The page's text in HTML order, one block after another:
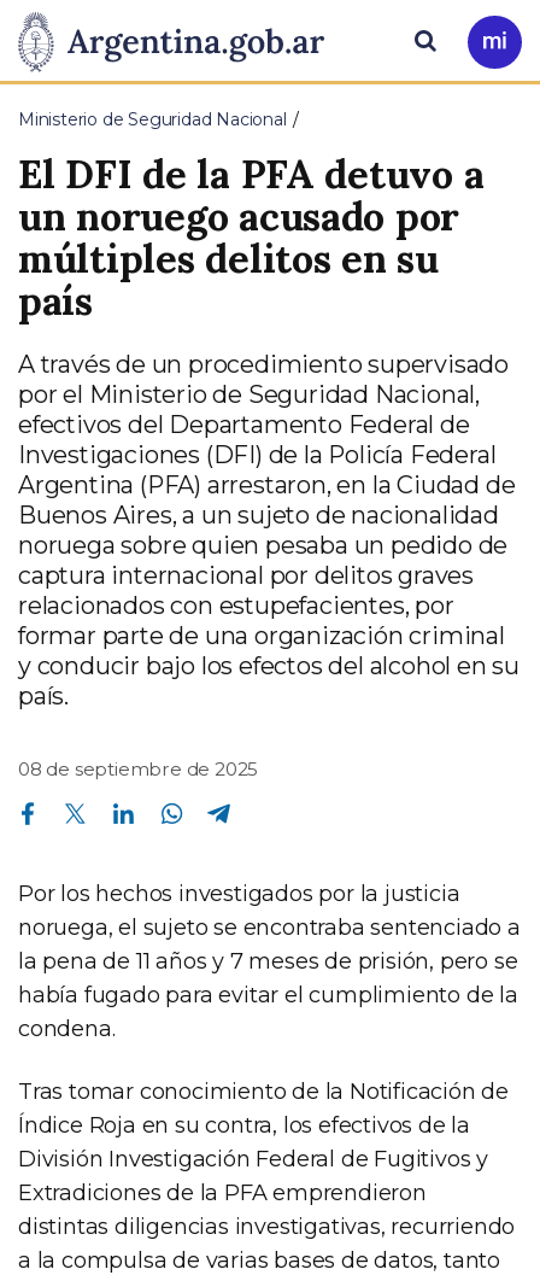
Presidencia
de
la
Nación
Pasar al contenido principal
Ir
a
Buscar
Ministerio de Seguridad Nacional
El DFI de la PFA detuvo a
un noruego acusado por
múltiples delitos en su
país
A través de un procedimiento supervisado
por el Ministerio de Seguridad Nacional,
efectivos del Departamento Federal de
Investigaciones (DFI) de la Policía Federal
Argentina (PFA) arrestaron, en la Ciudad de
Buenos Aires, a un sujeto de nacionalidad
noruega sobre quien pesaba un pedido de
captura internacional por delitos graves
relacionados con estupefacientes, por
formar parte de una organización criminal
y conducir bajo los efectos del alcohol en su
país.
08 de septiembre de 2025
Compartir en Facebook Compartir en Twitter Compartir en Linkedin Compartir en Whatsapp
Por los hechos investigados por la justicia
noruega, el sujeto se encontraba sentenciado a
la pena de 11 años y 7 meses de prisión, pero se
había fugado para evitar el cumplimiento de la
condena.
Tras tomar conocimiento de la Notificación de
Índice Roja en su contra, los efectivos de la
División Investigación Federal de Fugitivos y
Extradiciones de la PFA emprendieron
distintas diligencias investigativas, recurriendo
a la compulsa de varias bases de datos, tanto